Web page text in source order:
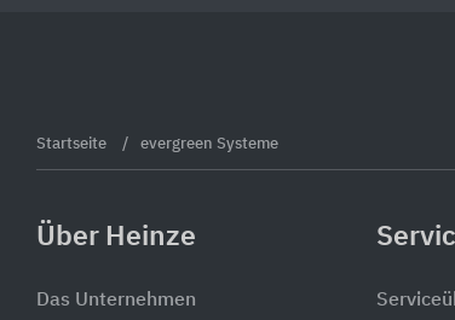
Startseite evergreen Systeme
Über Heinze
Das Unternehmen